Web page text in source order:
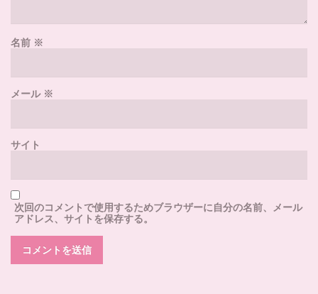
名前 ※
メール※
サイト
次回のコメントで使用するためブラウザーに自分の名前、メール
アドレス、サイトを保存する。